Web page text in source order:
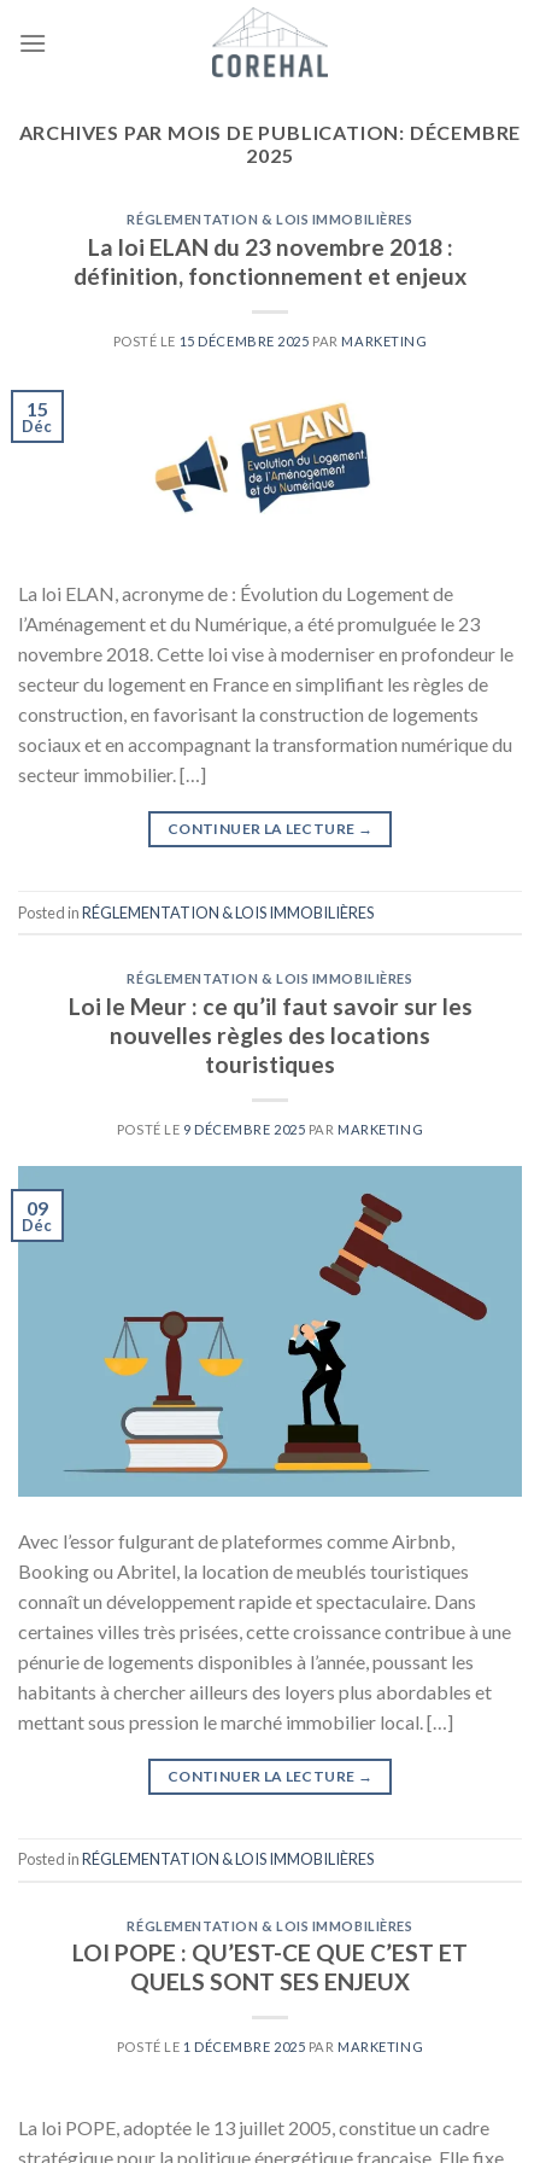
ARCHIVES PAR MOIS DE PUBLICATION: DÉCEMBRE
2025
RÉGLEMENTATION & LOIS IMMOBILIÈRES
La loi ELAN du 23 novembre 2018 :
définition, fonctionnement et enjeux
POSTÉ LE 15 DÉCEMBRE 2025 PAR MARKETING
15
Déc
La loi ELAN, acronyme de : Évolution du Logement de
l’Aménagement et du Numérique, a été promulguée le 23
novembre 2018. Cette loi vise à moderniser en profondeur le
secteur du logement en France en simplifiant les règles de
construction, en favorisant la construction de logements
sociaux et en accompagnant la transformation numérique du
secteur immobilier. […]
CONTINUER LA LECTURE →
Posted inRÉGLEMENTATION & LOIS IMMOBILIÈRES
RÉGLEMENTATION & LOIS IMMOBILIÈRES
Loi le Meur : ce qu’il faut savoir sur les
nouvelles règles des locations
touristiques
POSTÉ LE 9 DÉCEMBRE 2025 PAR MARKETING
09
Déc
Avec l’essor fulgurant de plateformes comme Airbnb,
Booking ou Abritel, la location de meublés touristiques
connaît un développement rapide et spectaculaire. Dans
certaines villes très prisées, cette croissance contribue à une
pénurie de logements disponibles à l’année, poussant les
habitants à chercher ailleurs des loyers plus abordables et
mettant sous pression le marché immobilier local. […]
CONTINUER LA LECTURE →
Posted inRÉGLEMENTATION & LOIS IMMOBILIÈRES
RÉGLEMENTATION & LOIS IMMOBILIÈRES
LOI POPE : QU’EST-CE QUE C’EST ET
QUELS SONT SES ENJEUX
POSTÉ LE 1 DÉCEMBRE 2025 PAR MARKETING
La loi POPE, adoptée le 13 juillet 2005, constitue un cadre
stratégique pour la politique énergétique française. Elle fixe